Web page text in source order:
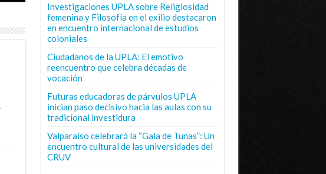
Investigaciones UPLA sobre Religiosidad
femenina y Filosofía en el exilio destacaron
en encuentro internacional de estudios
coloniales
Ciudadanos de la UPLA: El emotivo
reencuentro que celebra décadas de
vocación
Futuras educadoras de párvulos UPLA
inician paso decisivo hacia las aulas con su
tradicional investidura
Valparaíso celebrará la “Gala de Tunas”: Un
encuentro cultural de las universidades del
CRUV